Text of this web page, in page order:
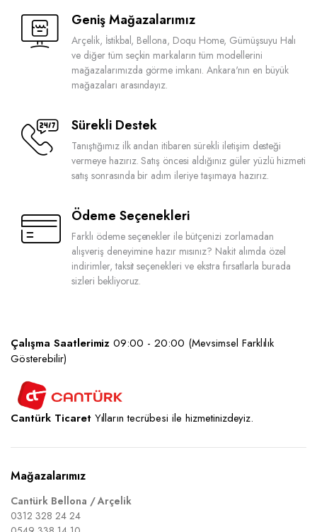
Geniş Mağazalarımız
Arçelik, İstikbal, Bellona, Doqu Home, Gümüşsuyu Halı
ve diğer tüm seçkin markaların tüm modellerini
mağazalarımızda görme imkanı. Ankara'nın en büyük
mağazaları arasındayız.
Sürekli Destek
Tanıştığımız ilk andan itibaren sürekli iletişim desteği
vermeye hazırız. Satış öncesi aldığınız güler yüzlü hizmeti
satış sonrasında bir adım ileriye taşımaya hazırız.
Ödeme Seçenekleri
Farklı ödeme seçenekler ile bütçenizi zorlamadan
alışveriş deneyimine hazır mısınız? Nakit alımda özel
indirimler, taksit seçenekleri ve ekstra fırsatlarla burada
sizleri bekliyoruz.
Çalışma Saatlerimiz 09:00 - 20:00 (Mevsimsel Farklılık
Gösterebilir)
Cantürk TicaretYılların tecrübesi ile hizmetinizdeyiz.
Mağazalarımız
Cantürk Bellona / Arçelik
0312 328 24 24